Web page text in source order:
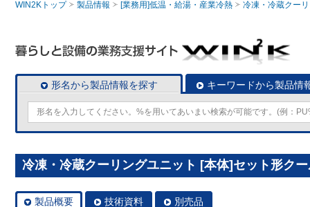
WIN2Kトップ 製品情報 [業務用]低温・給湯・産業冷熱 冷凍・冷蔵クー
形名から製品情報を探す キーワードから製品情
冷凍・冷蔵クーリングユニット [本体]セット形ク
製品概要 技術資料 別売品